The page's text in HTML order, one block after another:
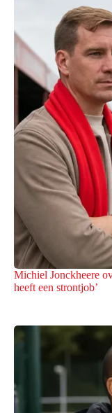
Michiel Jonckheere
heeft een strontjob’